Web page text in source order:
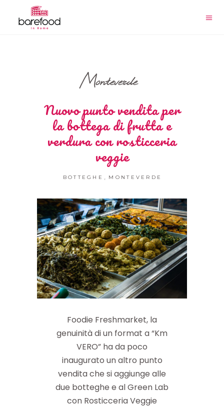
Monteverde
Nuovo punto vendita per
la bottega di frutta e
verdura con rosticceria
veggie
BOTTEGHE MONTEVERDE
Foodie Freshmarket, la
genuinità di un format a “Km
VERO” ha da poco
inaugurato un altro punto
vendita che si aggiunge alle
due botteghe e al Green Lab
con Rosticceria Veggie